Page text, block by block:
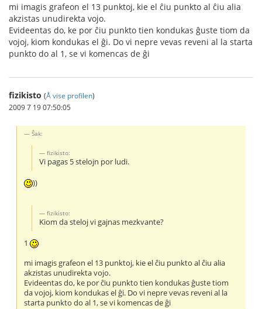
mi imagis grafeon el 13 punktoj, kie el ĉiu punkto al ĉiu alia
akzistas unudirekta vojo.
Evideentas do, ke por ĉiu punkto tien kondukas ĝuste tiom da
vojoj, kiom kondukas el ĝi. Do vi nepre vevas reveni al la starta
punkto do al 1, se vi komencas de ĝi
fizikisto (Å vise profilen)
2009 7 19 07:50:05
Ŝak:
fizikisto:
Vi pagas 5 stelojn por ludi.
))
fizikisto:
Kiom da steloj vi gajnas mezkvante?
1
mi imagis grafeon el 13 punktoj, kie el ĉiu punkto al ĉiu alia
akzistas unudirekta vojo.
Evideentas do, ke por ĉiu punkto tien kondukas ĝuste tiom
da vojoj, kiom kondukas el ĝi. Do vi nepre vevas reveni al la
starta punkto do al 1, se vi komencas de ĝi